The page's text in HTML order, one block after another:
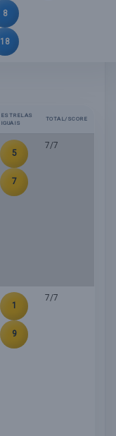
8
18
ESTRELAS
IGUAIS
TOTAL/SCORE
5
7
7/7
1
9
7/7